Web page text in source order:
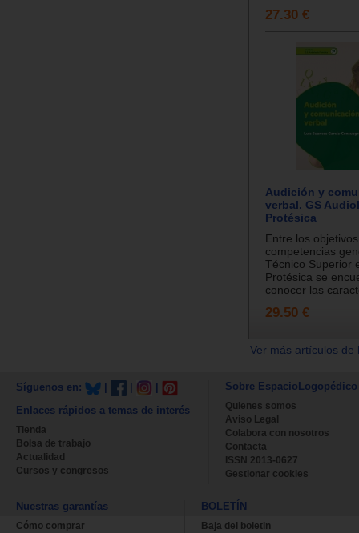
27.30 €
Audición y
verbal. GS
Protésica
Entre los
competencias
Técnico Superior
Protésica se
conocer las
29.50 €
Ver más artículos
Síguenos en:
Enlaces rápidos a temas de interés
Tienda
Bolsa de trabajo
Actualidad
Cursos y congresos
Sobre EspacioLogopédico
Quienes somos
Aviso Legal
Colabora con nosotros
Contacta
ISSN 2013-0627
Gestionar cookies
Nuestras garantías
Cómo comprar
BOLETÍN
Baja del boletin